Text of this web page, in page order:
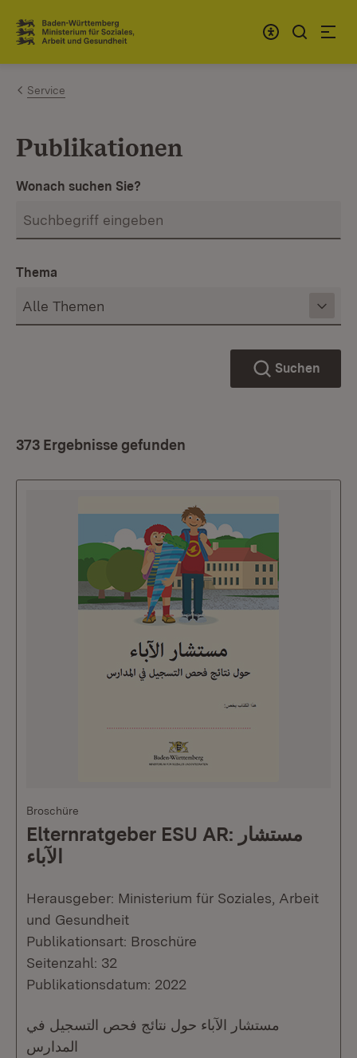
Zum Inhalt springen
Link zur Startseite
Service
Publikationen
Wonach suchen Sie?
Thema
Suchen
373 Ergebnisse gefunden
Broschüre
Elternratgeber ESU AR: مستشار
الآباء
Herausgeber: Ministerium für Soziales, Arbeit
und Gesundheit
Publikationsart: Broschüre
Seitenzahl: 32
Publikationsdatum: 2022
مستشار الآباء حول نتائج فحص التسجيل في
المدارس